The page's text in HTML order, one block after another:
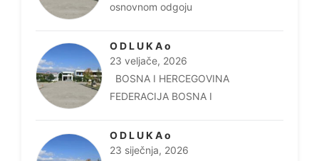
osnovnom odgoju
O D L U K A o
23 veljače, 2026
BOSNA I HERCEGOVINA
FEDERACIJA BOSNA I
O D L U K A o
23 siječnja, 2026